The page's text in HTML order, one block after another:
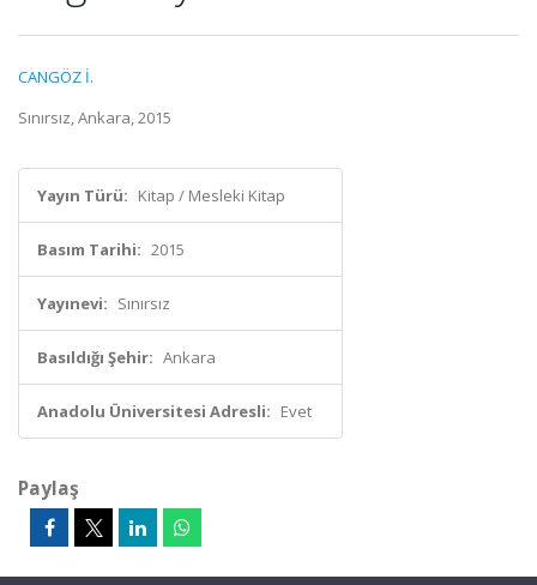
CANGÖZ İ.
Sınırsız, Ankara, 2015
Yayın Türü: Kitap / Mesleki Kitap
Basım Tarihi: 2015
Yayınevi: Sınırsız
Basıldığı Şehir: Ankara
Anadolu Üniversitesi Adresli: Evet
Paylaş